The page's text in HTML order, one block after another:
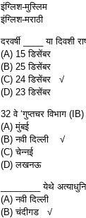
इंग्लिश-मुस्लिम
इंग्लिश-मराठी
दरवर्षी ____ या दिवशी
(A) 15 डिसेंबर
(B) 25 डिसेंबर
(C) 24 डिसेंबर √
(D) 23 डिसेंबर
32 वे ‘गुप्तचर विभाग
(A) मुंबई
(B) नवी दिल्ली √
(C) चेन्नई
(D) लखनऊ
________ येथे
(A) नवी दिल्ली
(B) चंदीगड √